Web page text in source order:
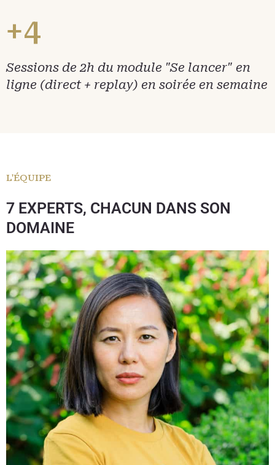
+4
Sessions de 2h du module "Se lancer" en
ligne (direct + replay) en soirée en semaine
L'ÉQUIPE
7 EXPERTS, CHACUN DANS SON
DOMAINE